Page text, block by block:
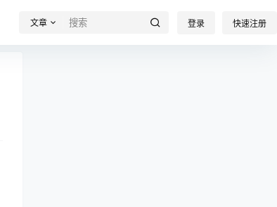
文章 登录 快速注册